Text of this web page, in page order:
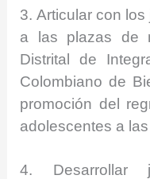
3. Articular con
a las plazas de
Distrital de
Colombiano de
promoción del
adolescentes a
4. Desarrollar